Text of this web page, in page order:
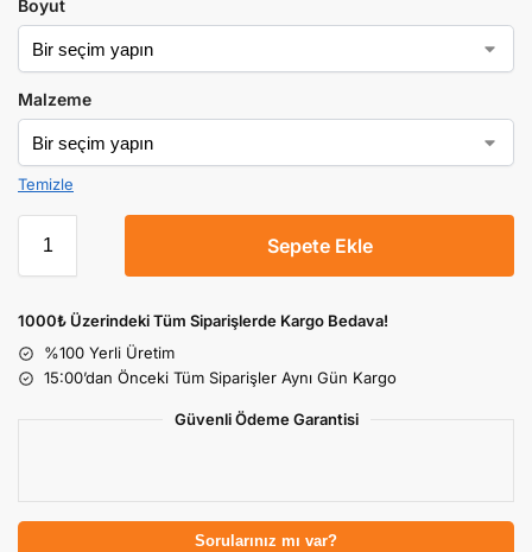
Boyut
Malzeme
Temizle
Sepete Ekle
1000₺ Üzerindeki Tüm Siparişlerde Kargo Bedava!
%100 Yerli Üretim
15:00’dan Önceki Tüm Siparişler Aynı Gün Kargo
Güvenli Ödeme Garantisi
Sorularınız mı var?